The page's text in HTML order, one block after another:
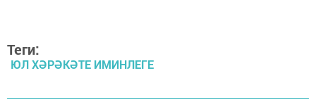
Теги:
ЮЛ ХӘРӘКӘТЕ ИМИНЛЕГЕ